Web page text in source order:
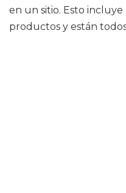
en un sitio. Esto
productos y están